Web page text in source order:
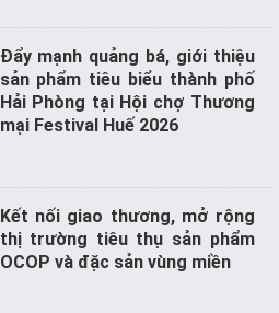
Đẩy mạnh quảng bá, giới thiệu
sản phẩm tiêu biểu thành phố
Hải Phòng tại Hội chợ Thương
mại Festival Huế 2026
Kết nối giao thương, mở rộng
thị trường tiêu thụ sản phẩm
OCOP và đặc sản vùng miền